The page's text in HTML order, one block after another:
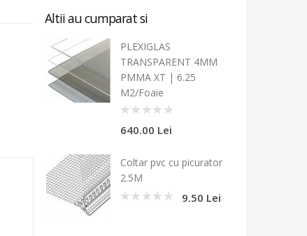
Altii au cumparat si
PLEXIGLAS
TRANSPARENT 4MM
PMMA XT | 6.25
M2/Foaie
640.00 Lei
Coltar pvc cu picurator
2.5M
9.50 Lei